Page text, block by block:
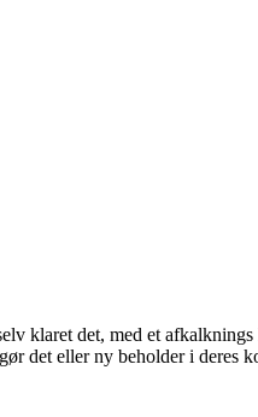
klaret det, med et
det eller ny beholder i deres